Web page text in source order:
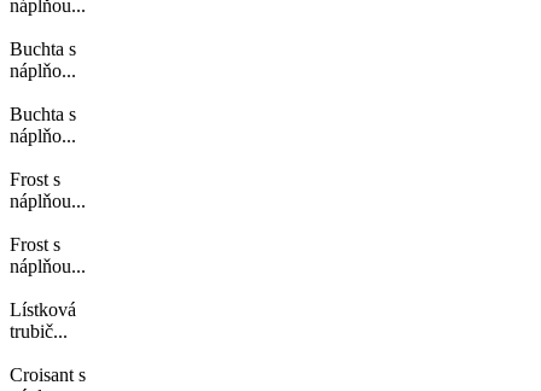
náplňou...
Buchta s
náplňo...
Buchta s
náplňo...
Frost s
náplňou...
Frost s
náplňou...
Lístková
trubič...
Croisant s